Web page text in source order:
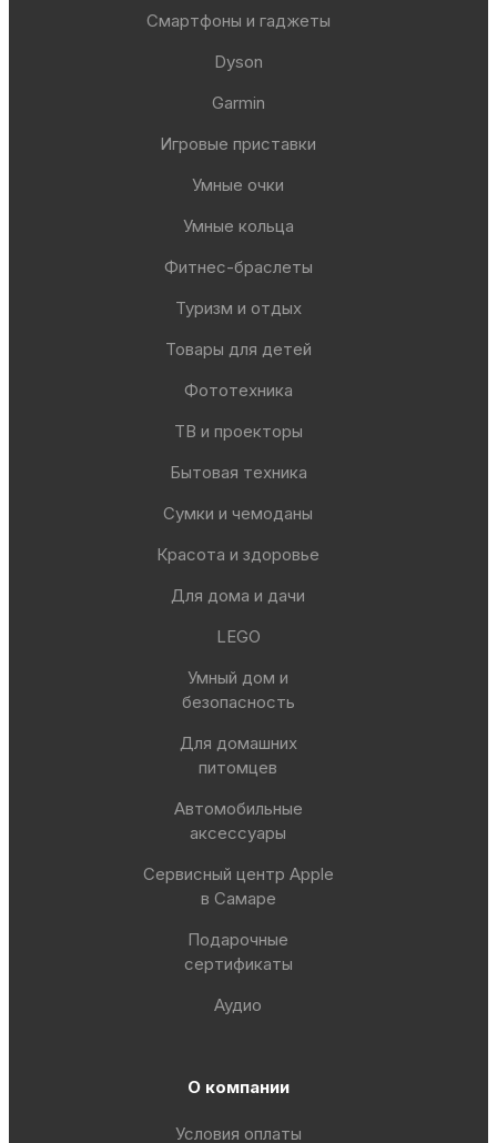
Смартфоны и гаджеты
Dyson
Garmin
Игровые приставки
Умные очки
Умные кольца
Фитнес-браслеты
Туризм и отдых
Товары для детей
Фототехника
ТВ и проекторы
Бытовая техника
Сумки и чемоданы
Красота и здоровье
Для дома и дачи
LEGO
Умный дом и
безопасность
Для домашних
питомцев
Автомобильные
аксессуары
Сервисный центр Apple
в Самаре
Подарочные
сертификаты
Аудио
О компании
Условия оплаты